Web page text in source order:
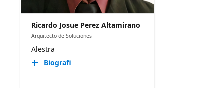
Ricardo Josue Perez Altamirano
Arquitecto de Soluciones
Alestra
Biografi